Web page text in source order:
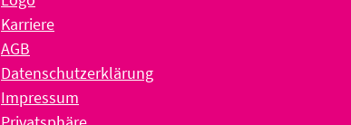
Karriere
AGB
Datenschutzerklärung
Impressum